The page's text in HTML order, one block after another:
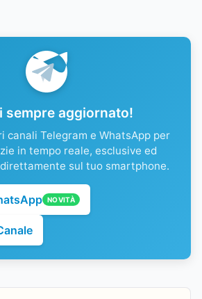
sempre aggiornato!
canali Telegram e WhatsApp per
in tempo reale, esclusive ed
sul tuo smartphone.
NOVITÀ